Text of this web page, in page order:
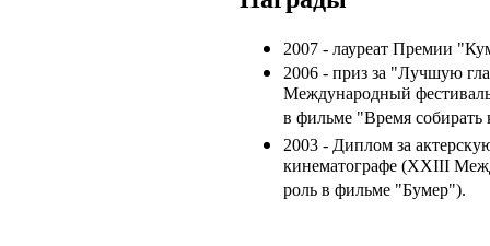
2007 - лауреат Премии
2006 - приз за "Лучшую
Международный
в фильме "Время
2003 - Диплом за
кинематографе (XXIII
роль в фильме "Бумер").